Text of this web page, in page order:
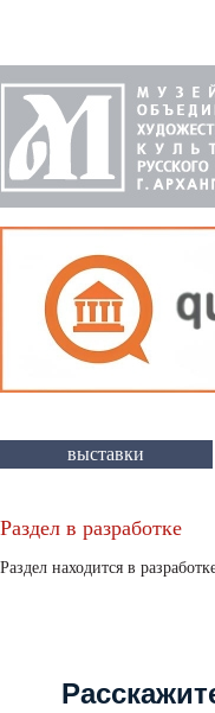
выставки
Раздел в разработке
Раздел находится в